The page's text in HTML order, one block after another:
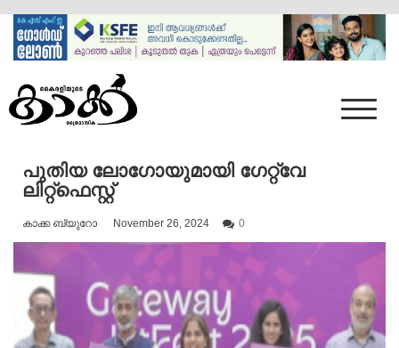
content
പുതിയ ലോഗോയുമായി ഗേറ്റ്‌വേ
ലിറ്റ്‌ഫെസ്റ്റ്
കാക്ക ബ്യുറോ November 26, 2024 0